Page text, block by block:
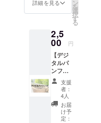
せん。しか
とってもお
いしいので
す。この東
京都の隠れ
た魅力「江
戸東京野
菜」をたく
さんの人に
す
詳細を見る ン
を
選
択
す
る
2,5
00 円
【デジ
タルパ
ンフ
レッ
ト】 デ
ジタル
パンフ
レット
とレシ
支援
者：
4人
お届
け予
定：